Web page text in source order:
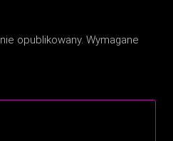
opublikowany. Wymagane